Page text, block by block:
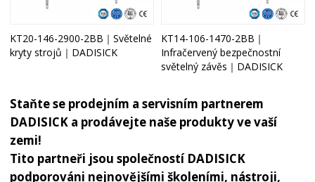
KT20-146-2900-2BB｜Světelné
kryty strojů｜DADISICK
KT14-106-1470-2BB｜
Infračervený bezpečnostní
světelný závěs｜DADISICK
Staňte se prodejním a servisním partnerem
DADISICK a prodávejte naše produkty ve vaší
zemi!
Tito partneři jsou společností DADISICK
podporováni nejnovějšími školeními, nástroji,